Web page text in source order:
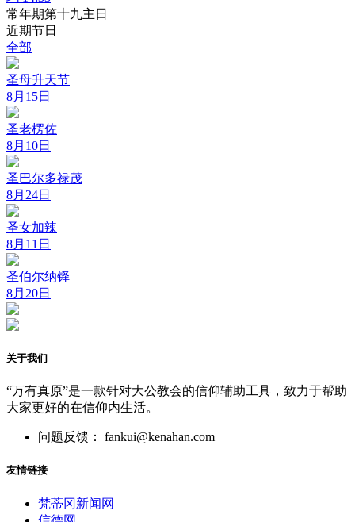
常年期第十九主日
近期节日
全部
圣母升天节
8月15日
圣老楞佐
8月10日
圣巴尔多禄茂
8月24日
圣女加辣
8月11日
圣伯尔纳铎
8月20日
关于我们
“万有真原”是一款针对大公教会的信仰辅助工具，致力于帮助
大家更好的在信仰内生活。
问题反馈： fankui@kenahan.com
友情链接
梵蒂冈新闻网